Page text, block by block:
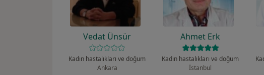
Vedat Ünsür
Kadın hastalıkları ve doğum
Ankara
Ahmet Erk
Kadın hastalıkları ve doğum
İstanbul